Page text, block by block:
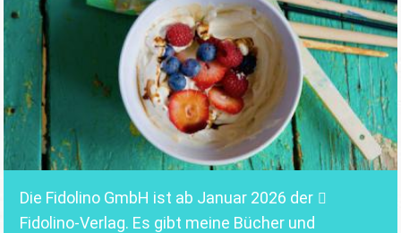
Die Fidolino GmbH ist ab Januar 2026 der
Fidolino-Verlag. Es gibt meine Bücher und